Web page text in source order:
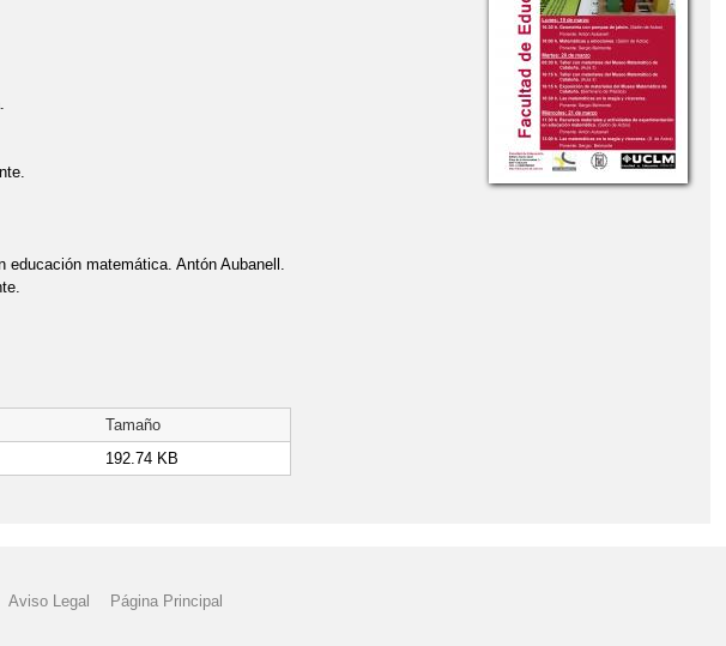
educación matemática. Antón Aubanell.
Tamaño
192.74 KB
Aviso Legal Página Principal